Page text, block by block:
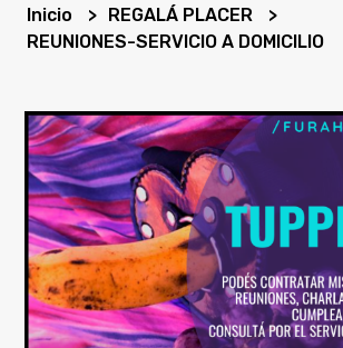
Inicio
REGALÁ PLACER
REUNIONES-SERVICIO A DOMICILIO